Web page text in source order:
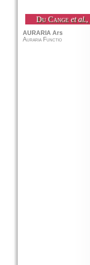
Du Cange et al.,